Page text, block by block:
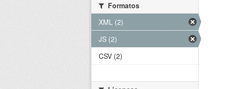
Formatos
XML (2)
JS (2)
CSV (2)